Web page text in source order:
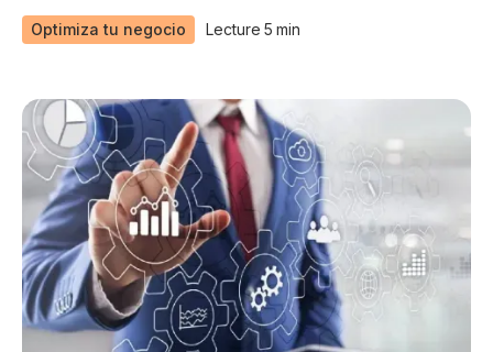
Optimiza tu negocio Lecture 5 min